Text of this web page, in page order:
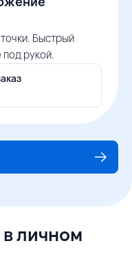
Быстрый
рукой.
личном